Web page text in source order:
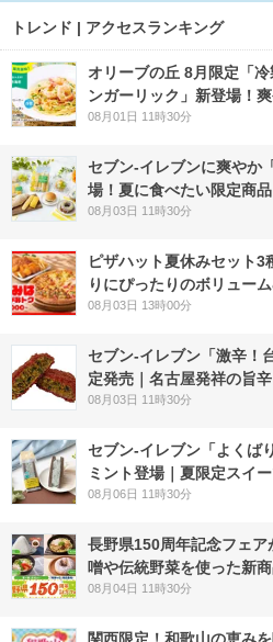
トレンド | アクセスランキング
オリーブの丘 8月限定「
ンガーリック」新登場！
08月01日 11時30分
セブン‐イレブンに爽やか
場！夏に食べたい限定商
08月03日 11時30分
ピザハット夏休みセット3
りにぴったりのボリュー
08月03日 13時00分
セブン-イレブン「激辛！
定発売｜名古屋発祥の旨
08月03日 11時30分
セブン‐イレブン「よくば
ミント登場｜夏限定スイ
08月06日 11時30分
長野県150周年記念フェ
噌や伝統野菜を使った新
08月04日 11時30分